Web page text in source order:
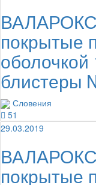
ВАЛАРОКС
покрытые
оболочкой
блистеры
Словения
51
29.03.2019
ВАЛАРОКС
покрытые